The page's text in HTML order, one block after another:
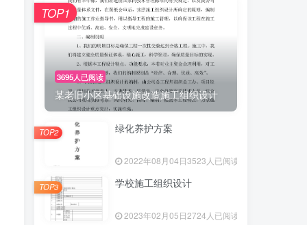
3695人已阅读
某老旧小区基础设施改造施工组织设计
TOP1
绿化养护方案
2022年08月04日3523人已阅读
TOP2
学校施工组织设计
2023年02月05日2724人已阅读
TOP3